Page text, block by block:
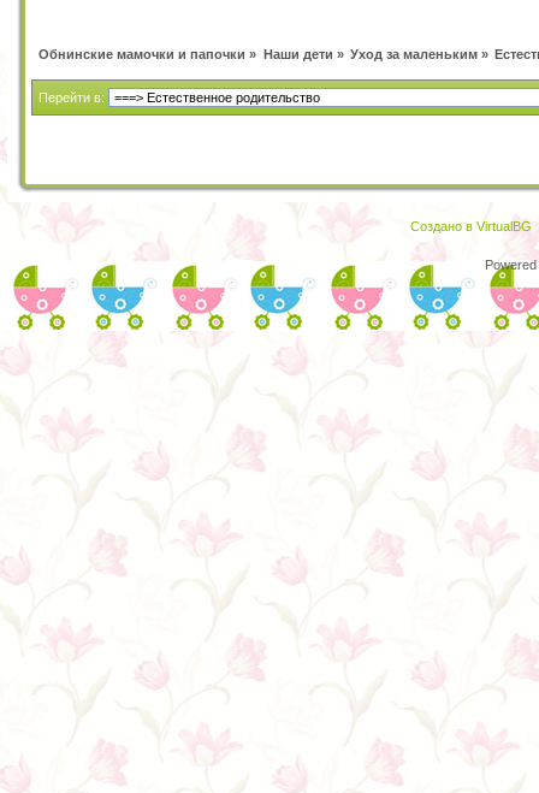
Обнинские мамочки и папочки » Наши дети » Уход за маленьким»
Перейти в:
Создано в VirtualBG